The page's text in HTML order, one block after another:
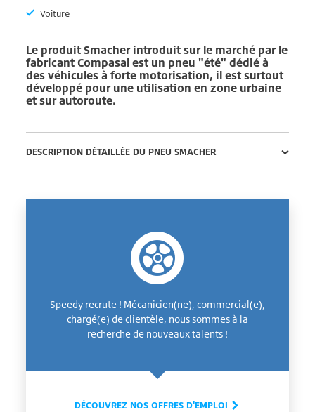
Voiture
Le produitSmacherintroduit sur le marché par le
fabricantCompasal est un pneu "été" dédié à
des véhicules à forte motorisation, il est surtout
développé pour une utilisation en zone urbaine
et sur autoroute.
DESCRIPTION DÉTAILLÉE DU PNEU SMACHER
Speedy recrute ! Mécanicien(ne), commercial(e),
chargé(e) de clientèle, nous sommes à la
recherche de nouveaux talents !
DÉCOUVREZ NOS OFFRES D'EMPLOI